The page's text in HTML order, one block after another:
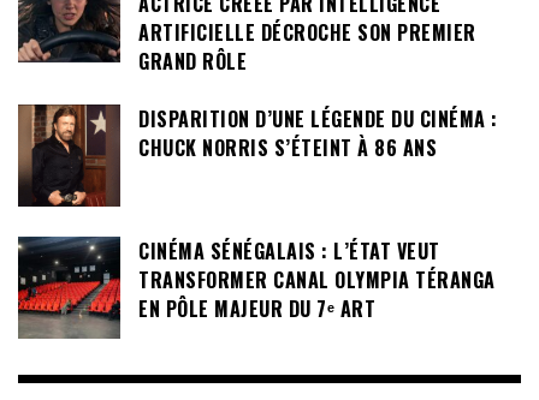
ARTIFICIELLE DÉCROCHE SON PREMIER
GRAND RÔLE
DISPARITION D’UNE LÉGENDE DU CINÉMA :
CHUCK NORRIS S’ÉTEINT À 86 ANS
CINÉMA SÉNÉGALAIS : L’ÉTAT VEUT
TRANSFORMER CANAL OLYMPIA TÉRANGA
EN PÔLE MAJEUR DU 7ᵉ ART